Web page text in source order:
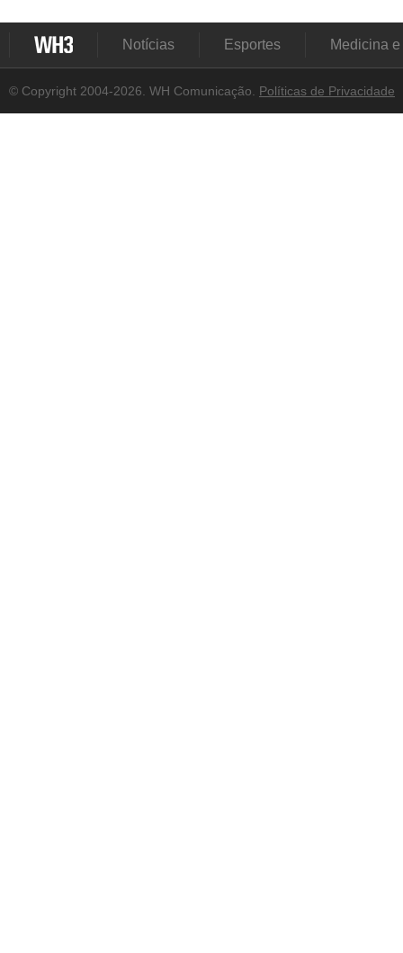
Notícias Esportes Medicina
© Copyright 2004-2026. WH Comunicação. Políticas de Privacidade